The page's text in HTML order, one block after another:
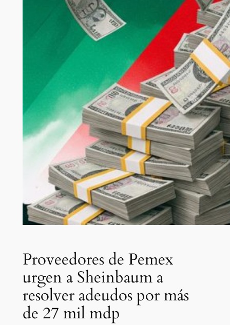
Proveedores de Pemex
urgen a Sheinbaum a
resolver adeudos por más
de 27 mil mdp